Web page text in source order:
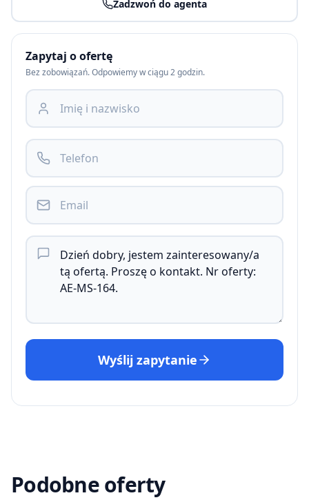
Zadzwoń do agenta
Zapytaj o ofertę
Bez zobowiązań. Odpowiemy w ciągu 2 godzin.
Wyślij zapytanie
Podobne oferty